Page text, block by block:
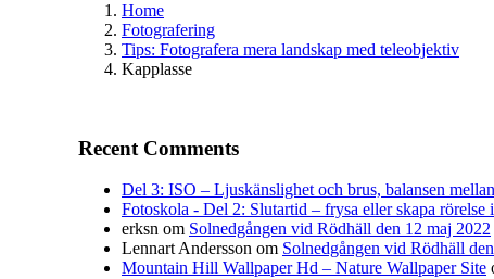
Home
Fotografering
Tips: Fotografera mera landskap med teleobjektiv
Kapplasse
Recent Comments
Del 3: ISO – Ljuskänslighet och brus, balansen
Fotoskola - Del 2: Slutartid – frysa eller skapa
erksn om Solnedgången vid Rödhäll den 12 maj 2022
Lennart Andersson om Solnedgången vid Rödhäll
Mountain Hill Wallpaper Hd – Nature Wallpaper Site